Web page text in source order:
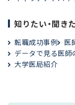
知りたい・聞き
転職成功事例
医
データで見る医師
大学医局紹介